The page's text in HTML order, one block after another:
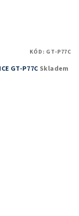
GT-P77C Skladem
KÓD: GT-P77C